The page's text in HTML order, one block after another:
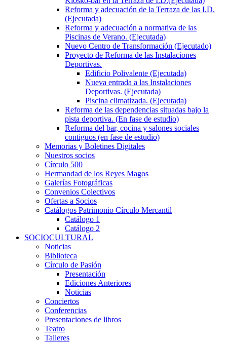
Reforma y adecuación de la Terraza de las I.D.
(Ejecutada)
Reforma y adecuación a normativa de las
Piscinas de Verano. (Ejecutada)
Nuevo Centro de Transformación (Ejecutado)
Proyecto de Reforma de las Instalaciones
Deportivas.
Edificio Polivalente (Ejecutada)
Nueva entrada a las Instalaciones
Deportivas. (Ejecutada)
Piscina climatizada. (Ejecutada)
Reforma de las dependencias situadas bajo la
pista deportiva. (En fase de estudio)
Reforma del bar, cocina y salones sociales
contiguos (en fase de estudio)
Memorias y Boletines Digitales
Nuestros socios
Círculo 500
Hermandad de los Reyes Magos
Galerías Fotográficas
Convenios Colectivos
Ofertas a Socios
Catálogos Patrimonio Círculo Mercantil
Catálogo 1
Catálogo 2
SOCIOCULTURAL
Noticias
Biblioteca
Círculo de Pasión
Presentación
Ediciones Anteriores
Noticias
Conciertos
Conferencias
Presentaciones de libros
Teatro
Talleres